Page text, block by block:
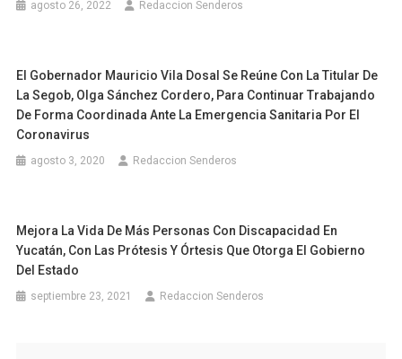
agosto 26, 2022 Redaccion Senderos
El Gobernador Mauricio Vila Dosal Se Reúne Con La Titular De
La Segob, Olga Sánchez Cordero, Para Continuar Trabajando
De Forma Coordinada Ante La Emergencia Sanitaria Por El
Coronavirus
agosto 3, 2020 Redaccion Senderos
Mejora La Vida De Más Personas Con Discapacidad En
Yucatán, Con Las Prótesis Y Órtesis Que Otorga El Gobierno
Del Estado
septiembre 23, 2021 Redaccion Senderos